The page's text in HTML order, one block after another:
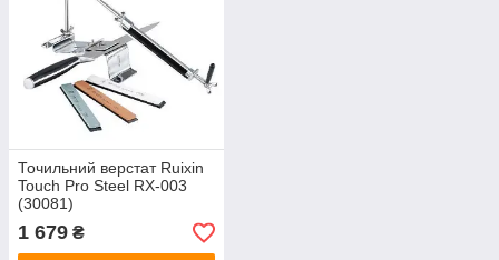
Точильний верстат Ruixin
Touch Pro Steel RX-003
(30081)
1 679 ₴